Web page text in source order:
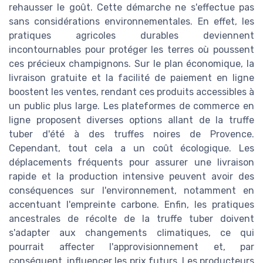
rehausser le goût. Cette démarche ne s'effectue pas
sans considérations environnementales. En effet, les
pratiques agricoles durables deviennent
incontournables pour protéger les terres où poussent
ces précieux champignons. Sur le plan économique, la
livraison gratuite et la facilité de paiement en ligne
boostent les ventes, rendant ces produits accessibles à
un public plus large. Les plateformes de commerce en
ligne proposent diverses options allant de la truffe
tuber d'été à des truffes noires de Provence.
Cependant, tout cela a un coût écologique. Les
déplacements fréquents pour assurer une livraison
rapide et la production intensive peuvent avoir des
conséquences sur l'environnement, notamment en
accentuant l'empreinte carbone. Enfin, les pratiques
ancestrales de récolte de la truffe tuber doivent
s'adapter aux changements climatiques, ce qui
pourrait affecter l'approvisionnement et, par